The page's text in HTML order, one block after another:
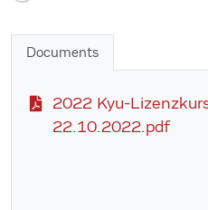
Documents
2022 Kyu-
22.10.2022.pdf